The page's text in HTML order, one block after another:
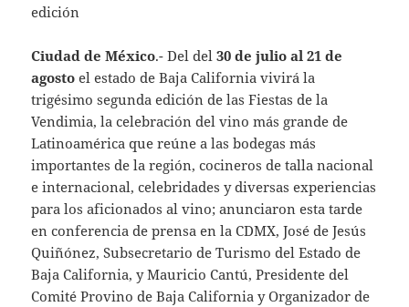
edición
Ciudad de México.- Del del30 de julio al 21 de
agosto el estado de Baja California vivirá la
trigésimo segunda edición de las Fiestas de la
Vendimia, la celebración del vino más grande de
Latinoamérica que reúne a las bodegas más
importantes de la región, cocineros de talla nacional
e internacional, celebridades y diversas experiencias
para los aficionados al vino; anunciaron esta tarde
en conferencia de prensa en la CDMX, José de Jesús
Quiñónez, Subsecretario de Turismo del Estado de
Baja California, y Mauricio Cantú, Presidente del
Comité Provino de Baja California y Organizador de